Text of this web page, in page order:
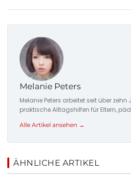
Melanie Peters
Melanie Peters arbeitet seit über
praktische Alltagshilfen für Eltern,
Alle Artikel ansehen →
ÄHNLICHE ARTIKEL